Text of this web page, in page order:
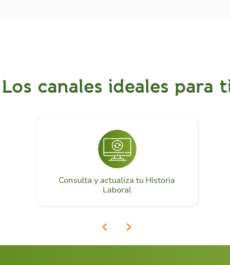
Los canales ideales para
Consulta y actualiza tu Historia
Laboral